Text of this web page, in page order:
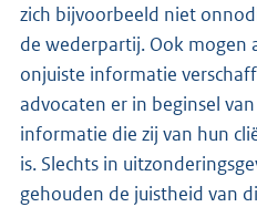
zich bijvoorbeeld niet
de wederpartij. Ook mogen
onjuiste informatie
advocaten er in beginsel
informatie die zij van hun
is. Slechts in
gehouden de juistheid van